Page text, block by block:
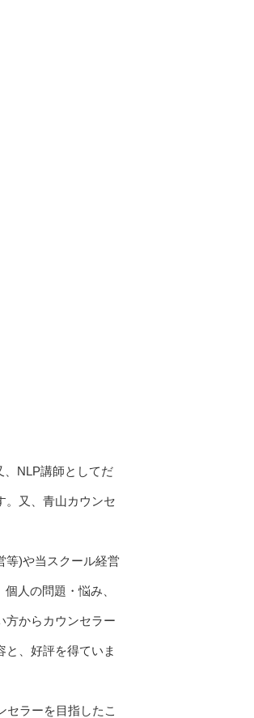
、NLP講師としてだ
。又、青山カウンセ
等)や当スクール経営
人の問題・悩み、
方からカウンセラー
、好評を得ていま
セラーを目指したこ